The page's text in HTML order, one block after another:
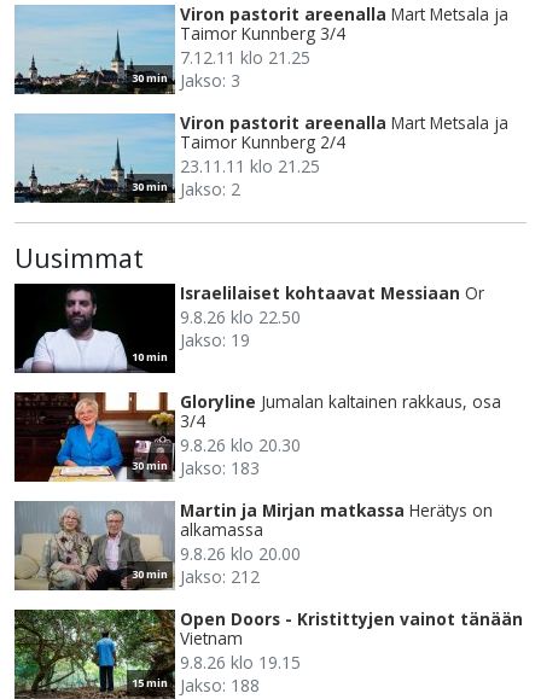
30 min
Viron pastorit areenalla Mart Metsala ja
Taimor Kunnberg 3/4
7.12.11 klo 21.25
Jakso: 3
30 min
Viron pastorit areenalla Mart Metsala ja
Taimor Kunnberg 2/4
23.11.11 klo 21.25
Jakso: 2
Uusimmat
10 min
Israelilaiset kohtaavat Messiaan Or
9.8.26 klo 22.50
Jakso: 19
30 min
Gloryline Jumalan kaltainen rakkaus, osa
3/4
9.8.26 klo 20.30
Jakso: 183
30 min
Martin ja Mirjan matkassa Herätys on
alkamassa
9.8.26 klo 20.00
Jakso: 212
15 min
Open Doors - Kristittyjen vainot tänään
Vietnam
9.8.26 klo 19.15
Jakso: 188